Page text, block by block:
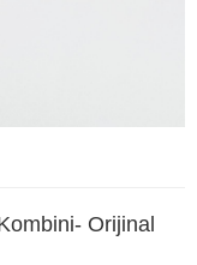
Orijinal